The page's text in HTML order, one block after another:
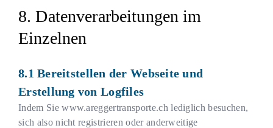
Datenverarbeitungen im
Einzelnen
Bereitstellen der Webseite und
Erstellung von Logfiles
Indem Siewww.areggertransporte.ch lediglich besuchen,
sich also nicht registrieren oder anderweitige